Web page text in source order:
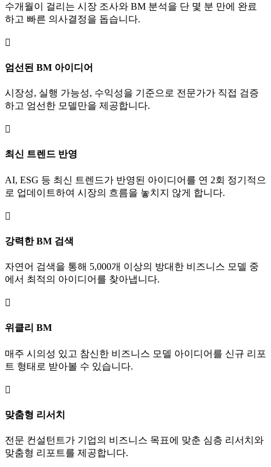
수개월이 걸리는 시장 조사와 BM 분석을 단 몇 분 만에 완료
하고 빠른 의사결정을 돕습니다.

엄선된 BM 아이디어
시장성, 실행 가능성, 수익성을 기준으로 전문가가 직접 검증
하고 엄선한 모델만을 제공합니다.

최신 트렌드 반영
AI, ESG 등 최신 트렌드가 반영된 아이디어를 연 2회 정기적으
로 업데이트하여 시장의 흐름을 놓치지 않게 합니다.

강력한 BM 검색
자연어 검색을 통해 5,000개 이상의 방대한 비즈니스 모델 중
에서 최적의 아이디어를 찾아냅니다.

위클리 BM
매주 시의성 있고 참신한 비즈니스 모델 아이디어를 신규 리포
트 형태로 받아볼 수 있습니다.

맞춤형 리서치
전문 컨설턴트가 기업의 비즈니스 목표에 맞춘 심층 리서치와
맞춤형 리포트를 제공합니다.